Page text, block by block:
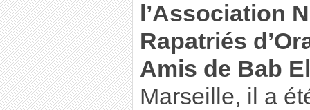
l’Association
Rapatriés
Amis de Bab
Marseille, il a